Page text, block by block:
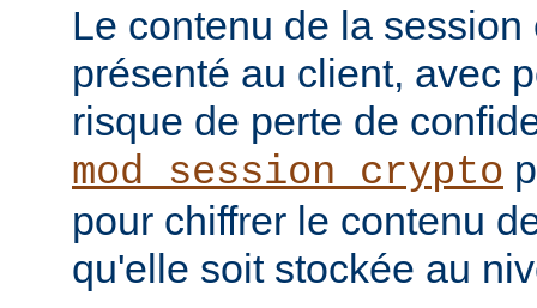
Le contenu de la
présenté au client, avec
risque de perte de
mod_session_crypto
pour chiffrer le contenu
qu'elle soit stockée au